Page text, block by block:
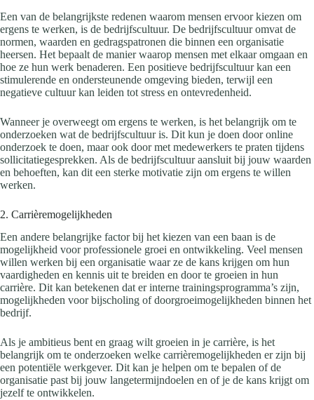
Een van de belangrijkste redenen waarom mensen ervoor kiezen om
ergens te werken, is de bedrijfscultuur. De bedrijfscultuur omvat de
normen, waarden en gedragspatronen die binnen een organisatie
heersen. Het bepaalt de manier waarop mensen met elkaar omgaan en
hoe ze hun werk benaderen. Een positieve bedrijfscultuur kan een
stimulerende en ondersteunende omgeving bieden, terwijl een
negatieve cultuur kan leiden tot stress en ontevredenheid.
Wanneer je overweegt om ergens te werken, is het belangrijk om te
onderzoeken wat de bedrijfscultuur is. Dit kun je doen door online
onderzoek te doen, maar ook door met medewerkers te praten tijdens
sollicitatiegesprekken. Als de bedrijfscultuur aansluit bij jouw waarden
en behoeften, kan dit een sterke motivatie zijn om ergens te willen
werken.
2. Carrièremogelijkheden
Een andere belangrijke factor bij het kiezen van een baan is de
mogelijkheid voor professionele groei en ontwikkeling. Veel mensen
willen werken bij een organisatie waar ze de kans krijgen om hun
vaardigheden en kennis uit te breiden en door te groeien in hun
carrière. Dit kan betekenen dat er interne trainingsprogramma’s zijn,
mogelijkheden voor bijscholing of doorgroeimogelijkheden binnen het
bedrijf.
Als je ambitieus bent en graag wilt groeien in je carrière, is het
belangrijk om te onderzoeken welke carrièremogelijkheden er zijn bij
een potentiële werkgever. Dit kan je helpen om te bepalen of de
organisatie past bij jouw langetermijndoelen en of je de kans krijgt om
jezelf te ontwikkelen.